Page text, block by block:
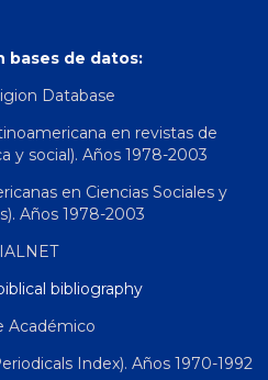
bases de datos:
Database
en revistas de
y social). Años 1978-2003
en Ciencias Sociales y
Años 1978-2003
bibliography
Académico
Index). Años 1970-1992